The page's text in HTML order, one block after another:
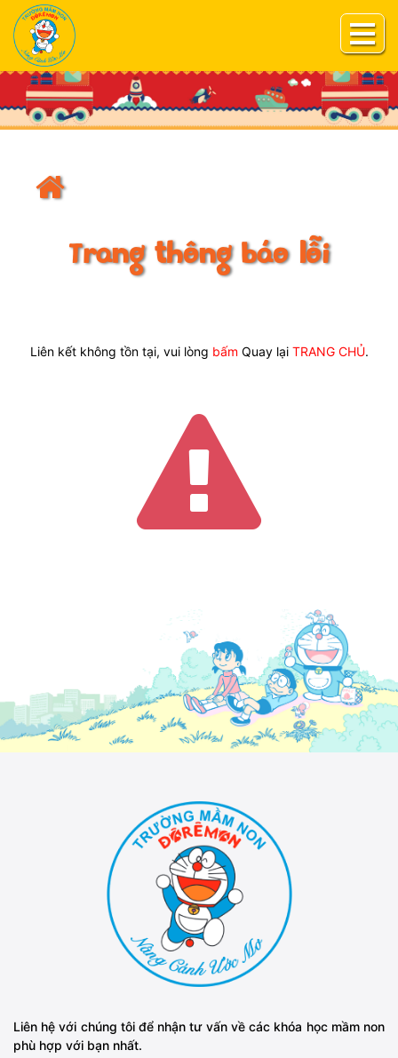
Trang thông báo lỗi
Liên kết không tồn tại, vui lòng bấm Quay lại TRANG CHỦ.
Liên hệ với chúng tôi để nhận tư vấn về các khóa học mầm non
phù hợp với bạn nhất.